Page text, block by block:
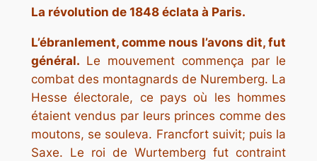
La révolution de 1848 éclata à Paris.
L’ébranlement, comme nous l’avons dit, fut
général. Le mouvement commença par le
combat des montagnards de Nuremberg. La
Hesse électorale, ce pays où les hommes
étaient vendus par leurs princes comme des
moutons, se souleva. Francfort suivit; puis la
Saxe. Le roi de Wurtemberg fut contraint